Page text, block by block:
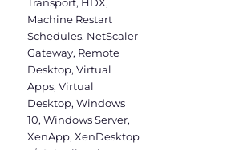
Machine Restart
Schedules, NetScaler
Gateway, Remote
Desktop,Virtual
Apps,Virtual
Desktop,Windows
10,Windows Server,
XenApp,XenDesktop